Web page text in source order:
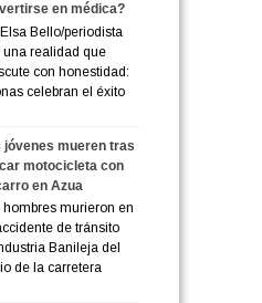
en médica?
Bello/periodista
una realidad que
con honestidad:
celebran el éxito
jóvenes mueren tras
motocicleta con
en Azua
hombres murieron en
de tránsito
Banileja del
de la carretera